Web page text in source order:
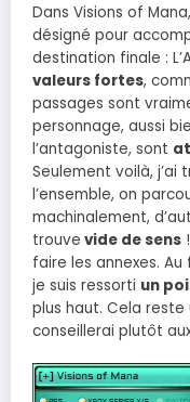
Dans Visions of
désigné pour
destination finale :
valeurs fortes,
passages sont
personnage, aussi
l’antagoniste, sont
Seulement voilà, j’ai
l’ensemble, on
machinalement,
trouve vide de sens
faire les annexes.
je suis ressorti un
plus haut. Cela reste
conseillerai plutôt